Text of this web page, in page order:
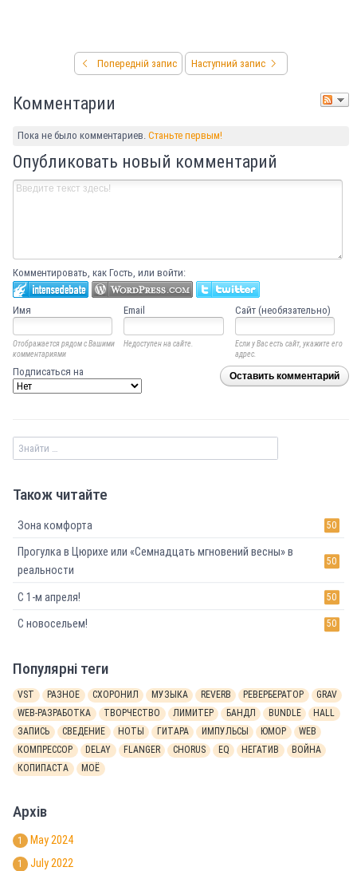
Попередній запис Наступний запис
Комментарии
Пока не было комментариев.Станьте первым!
Опубликовать новый комментарий
Комментировать, как Гость, или войти:
Имя Email Сайт (необязательно)
Отображается рядом с Вашими
комментариями
Недоступен на сайте.
Если у Вас есть сайт, укажите его
адрес.
Оставить комментарий
Подписаться на
Також читайте
50
Зона комфорта
50
Прогулка в Цюрихе или «Семнадцать мгновений весны» в
реальности
50
С 1-м апреля!
50
С новосельем!
Популярні теги
VST РАЗНОЕ СХОРОНИЛ МУЗЫКА REVERB РЕВЕРБЕРАТОР
GRAV
WEB-РАЗРАБОТКА
ТВОРЧЕСТВО ЛИМИТЕР БАНДЛ BUNDLE
HALL
ЗАПИСЬ
СВЕДЕНИЕ НОТЫ ГИТАРА ИМПУЛЬСЫ ЮМОР
WEB
КОМПРЕССОР
DELAY FLANGER CHORUS EQ НЕГАТИВ
ВОЙНА
КОПИПАСТА
МОЁ
Архів
1 May 2024
1 July 2022